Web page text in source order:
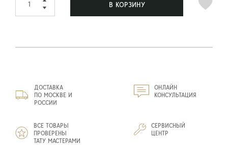
В КОРЗИНУ
ДОСТАВКА
ПО МОСКВЕ И
РОССИИ
ОНЛАЙН
КОНСУЛЬТАЦИЯ
ВСЕ ТОВАРЫ
ПРОВЕРЕНЫ
ТАТУ МАСТЕРАМИ
СЕРВИСНЫЙ
ЦЕНТР